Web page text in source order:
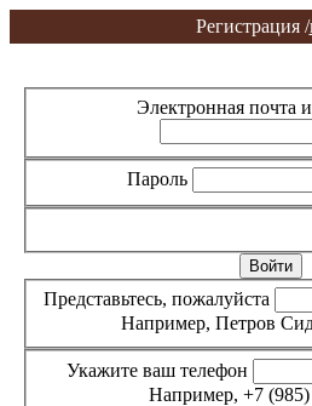
Регистрация /
Электронная почта
Пароль
Представьтесь, пожалуйста
Например, Петров
Укажите ваш телефон
Например, +7 (985)